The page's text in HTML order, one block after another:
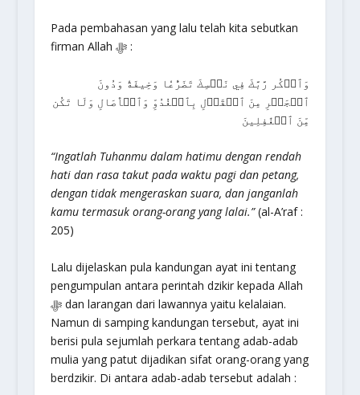
Pada pembahasan yang lalu telah kita sebutkan
firman Allah ﷻ :
وَٱذۡكُر رَّبَّكَ فِي نَفۡسِكَ تَضَرُّعٗا وَخِيفَةٗ وَدُونَ
ٱلۡجَهۡرِ مِنَ ٱلۡقَوۡلِ بِٱلۡغُدُوِّ وَٱلۡأٓصَالِ وَلَا تَكُن
مِّنَ ٱلۡغَٰفِلِينَ
“Ingatlah Tuhanmu dalam hatimu dengan rendah
hati dan rasa takut pada waktu pagi dan petang,
dengan tidak mengeraskan suara, dan janganlah
kamu termasuk orang-orang yang lalai.”(al-A’raf :
205)
Lalu dijelaskan pula kandungan ayat ini tentang
pengumpulan antara perintah dzikir kepada Allah
ﷻ dan larangan dari lawannya yaitu kelalaian.
Namun di samping kandungan tersebut, ayat ini
berisi pula sejumlah perkara tentang adab-adab
mulia yang patut dijadikan sifat orang-orang yang
berdzikir. Di antara adab-adab tersebut adalah :